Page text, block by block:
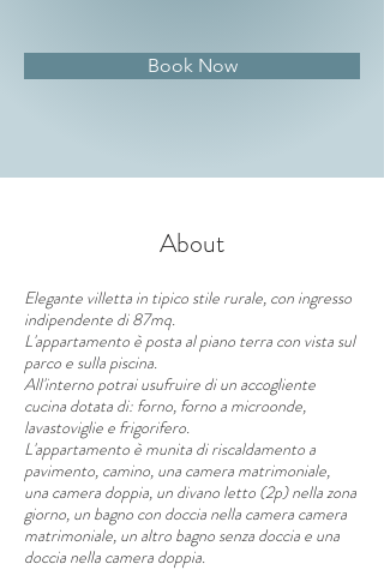
Book Now
About
Elegante villetta in tipico stile rurale, con ingresso
indipendente di 87mq.
L'appartamento è posta al piano terra con vista sul
parco e sulla piscina.
All'interno potrai usufruire di un accogliente
cucina dotata di: forno, forno a microonde,
lavastoviglie e frigorifero.
L'appartamento è munita di riscaldamento a
pavimento, camino, una camera matrimoniale,
una camera doppia, un divano letto (2p) nella zona
giorno, un bagno con doccia nella camera camera
matrimoniale, un altro bagno senza doccia e una
doccia nella camera doppia.